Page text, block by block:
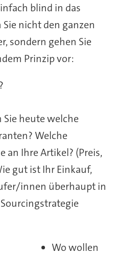
blind in das
nicht den ganzen
sondern gehen Sie
Prinzip vor:
heute welche
Welche
an Ihre Artikel? (Preis,
gut ist Ihr Einkauf,
innen überhaupt in
Wo wollen